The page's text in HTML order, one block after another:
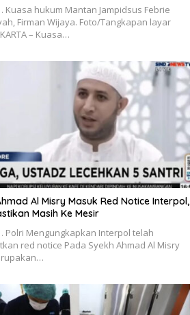
Kuasa hukum Mantan Jampidsus Febrie
Firman Wijaya. Foto/Tangkapan layar
– Kuasa…
Al Misry Masuk Red Notice Interpol,
Masih Ke Mesir
Polri Mengungkapkan Interpol telah
red notice Pada Syekh Ahmad Al Misry